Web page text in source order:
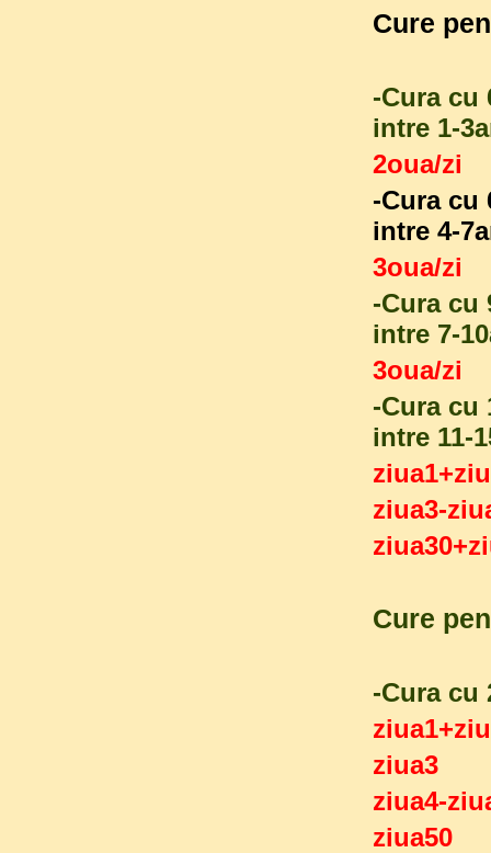
Cure
-Cura cu
intre 1-
2oua/zi
-Cura cu
intre 4-
3oua/zi
-Cura cu
intre 7-
3oua/zi
-Cura cu
intre 11-
ziua3-
Cure
-Cura cu
ziua4-